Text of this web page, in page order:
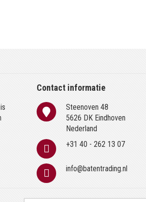
Contact informatie
Steenoven 48
5626 DK Eindhoven
Nederland
+31 40 - 262 13 07
info@batentrading.nl